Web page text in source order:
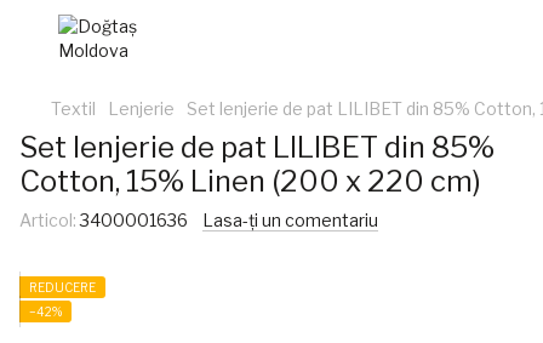
Textil Lenjerie Set lenjerie de pat LILIBET din 85% Cotton,
Set lenjerie de pat LILIBET din 85%
Cotton, 15% Linen (200 x 220 cm)
Articol:3400001636 Lasa-ți un comentariu
REDUCERE
−42%